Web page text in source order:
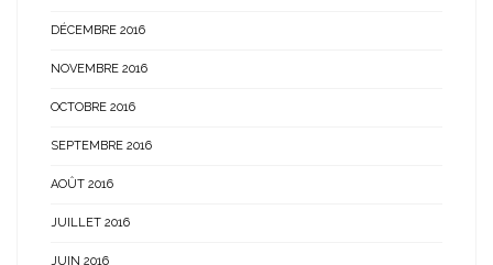
DÉCEMBRE 2016
NOVEMBRE 2016
OCTOBRE 2016
SEPTEMBRE 2016
AOÛT 2016
JUILLET 2016
JUIN 2016